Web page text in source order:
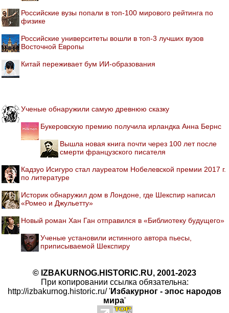
Российские вузы попали в топ-100 мирового рейтинга по
физике
Российские университеты вошли в топ-3 лучших вузов
Восточной Европы
Китай переживает бум ИИ-образования
Ученые обнаружили самую древнюю сказку
Букеровскую премию получила ирландка Анна Бернс
Вышла новая книга почти через 100 лет после
смерти французского писателя
Кадзуо Исигуро стал лауреатом Нобелевской премии 2017 г.
по литературе
Историк обнаружил дом в Лондоне, где Шекспир написал
«Ромео и Джульетту»
Новый роман Хан Ган отправился в «Библиотеку будущего»
Ученые установили истинного автора пьесы,
приписываемой Шекспиру
© IZBAKURNOG.HISTORIC.RU, 2001-2023
При копировании ссылка обязательна:
http://izbakurnog.historic.ru/ 'Избакурног - эпос народов
мира'